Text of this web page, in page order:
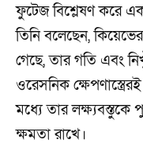
ফুটেজ বিশ্লেষণ করে
তিনি বলেছেন,
গেছে, তার গতি এবং
ওরেসনিক
মধ্যে তার লক্ষ্যবস্তুকে
ক্ষমতা রাখে।